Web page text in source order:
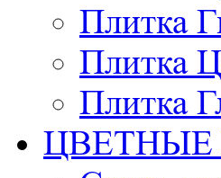
Плитка
Плитка
Плитка